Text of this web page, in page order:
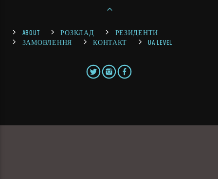
ABOUT РОЗКЛАД
РЕЗИДЕНТИ
ЗАМОВЛЕННЯ
КОНТАКТ UA LEVEL